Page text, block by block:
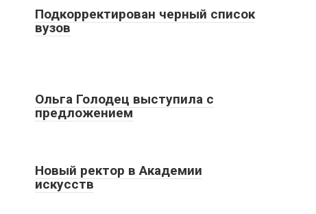
Подкорректирован черный список
вузов
Ольга Голодец выступила с
предложением
Новый ректор в Академии
искусств